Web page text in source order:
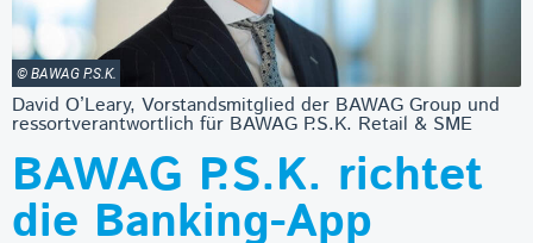
© BAWAG P.S.K.
David O’Leary, Vorstandsmitglied der BAWAG Group und
ressortverantwortlich für BAWAG P.S.K. Retail & SME
BAWAG P.S.K. richtet
die Banking-App